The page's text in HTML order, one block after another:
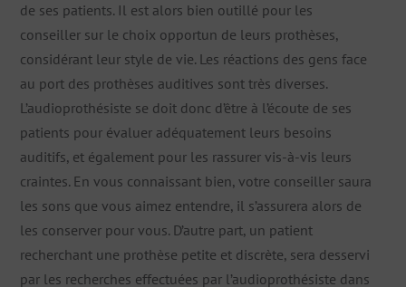
de ses patients. Il est alors bien outillé pour les
conseiller sur le choix opportun de leurs prothèses,
considérant leur style de vie. Les réactions des gens face
au port des prothèses auditives sont très diverses.
L’audioprothésiste se doit donc d’être à l’écoute de ses
patients pour évaluer adéquatement leurs besoins
auditifs, et également pour les rassurer vis-à-vis leurs
craintes. En vous connaissant bien, votre conseiller saura
les sons que vous aimez entendre, il s’assurera alors de
les conserver pour vous. D’autre part, un patient
recherchant une prothèse petite et discrète, sera desservi
par les recherches effectuées par l’audioprothésiste dans